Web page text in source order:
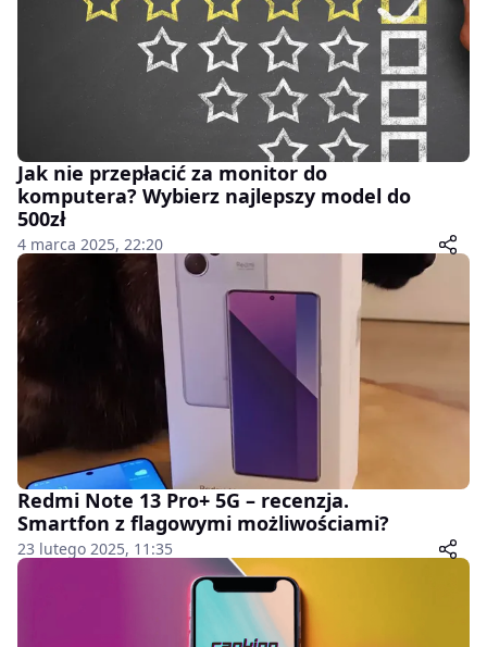
Jak nie przepłacić za monitor do
komputera? Wybierz najlepszy model do
500zł
4 marca 2025, 22:20
Redmi Note 13 Pro+ 5G – recenzja.
Smartfon z flagowymi możliwościami?
23 lutego 2025, 11:35